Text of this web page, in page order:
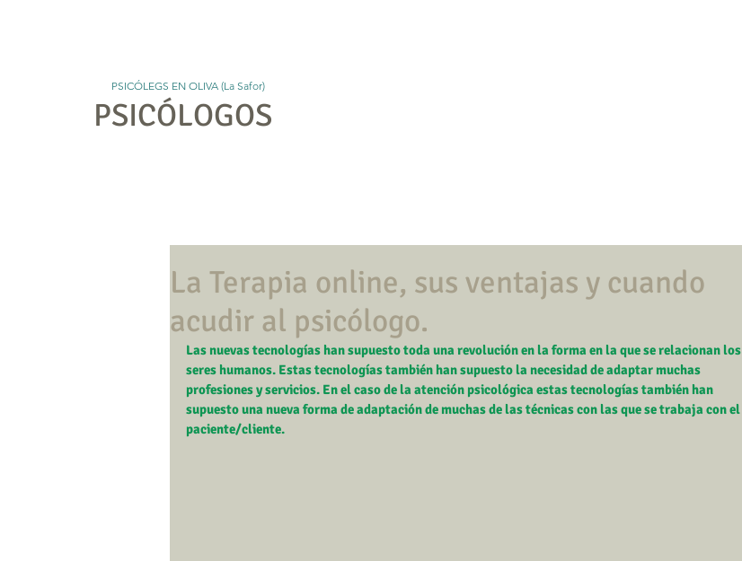
PSICÓLEGS EN OLIVA (La Safor)
PSICÓLOGOS
La Terapia online, sus ventajas y cuando
acudir al psicólogo.
Las nuevas tecnologías han supuesto toda una revolución en la forma en la que se relacionan los
seres humanos. Estas tecnologías también han supuesto la necesidad de adaptar muchas
profesiones y servicios. En el caso de la atención psicológica estas tecnologías también han
supuesto una nueva forma de adaptación de muchas de las técnicas con las que se trabaja con el
paciente/cliente.